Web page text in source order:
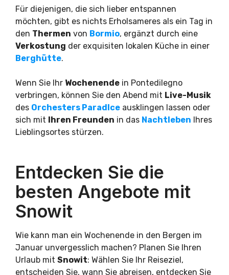
Für diejenigen, die sich lieber entspannen
möchten, gibt es nichts Erholsameres als ein Tag in
den Thermen von Bormio, ergänzt durch eine
Verkostung der exquisiten lokalen Küche in einer
Berghütte.
Wenn Sie Ihr Wochenende in Pontedilegno
verbringen, können Sie den Abend mit Live-Musik
des Orchesters ParadIce ausklingen lassen oder
sich mit
Ihren Freunden in das Nachtleben Ihres
Lieblingsortes stürzen.
Entdecken Sie die
besten Angebote mit
Snowit
Wie kann man ein Wochenende in den Bergen im
Januar unvergesslich machen? Planen Sie Ihren
Urlaub mit Snowit: Wählen Sie Ihr Reiseziel,
entscheiden Sie, wann Sie abreisen, entdecken Sie